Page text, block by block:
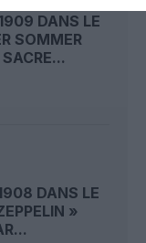
DANS LE
SOMMER
DANS LE
»